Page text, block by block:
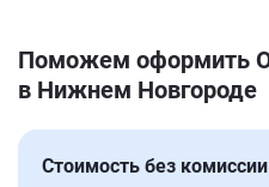
Поможем оформить
в Нижнем Новгороде
Стоимость без комиссии